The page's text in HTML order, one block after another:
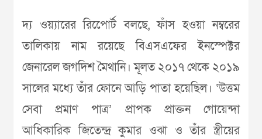
দ্য ওয়্যারের রিপেোর্ট বলছে, ফাঁস হওয়া নম্বরের
তালিকায় নাম রয়েছে বিএসএফের ইনস্পেক্টর
জেনারেল জগদিশ মৈথানি। মূলত ২০১৭ থেকে ২০১৯
সালের মধ্যে তাঁর ফোনে আড়ি পাতা হয়েছিল। ‘উত্তম
সেবা প্রমাণ পাত্র’ প্রাপক প্রাক্তন গোয়েন্দা
আধিকারিক জিতেন্দ্র কুমার ওঝা ও তাঁর স্ত্রীয়ের